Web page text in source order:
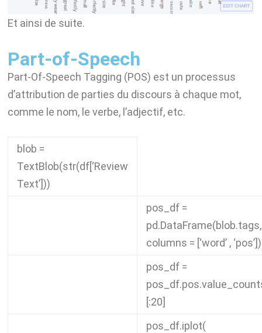
Et ainsi de suite.
Part-of-Speech
Part-Of-Speech Tagging (POS) est un processus
d’attribution de parties du discours à chaque mot,
comme le nom, le verbe, l’adjectif, etc.
blob =
TextBlob(str(df[‘Review
Text’]))
pos_df =
pd.DataFrame(blob.tags,
columns = [‘word’, ‘pos’])
pos_df =
pos_df.pos.
[:20]
pos_df.iplot(